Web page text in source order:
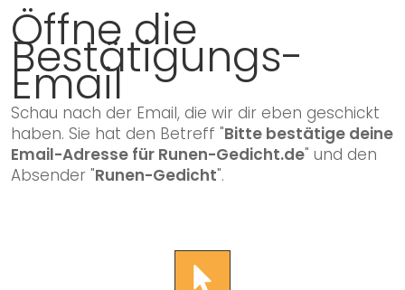
Öffne die
Bestätigungs-
Email
Schau nach der Email, die wir dir eben geschickt
haben. Sie hat den Betreff "Bitte bestätige deine
Email-Adresse für Runen-Gedicht.de" und den
Absender "Runen-Gedicht".